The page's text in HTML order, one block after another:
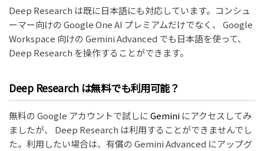
Deep Research は既に日本語にも対応しています。コンシュ
ーマー向けの Google One AI プレミアムだけでなく、 Google
Workspace 向けの Gemini Advanced でも日本語を使って、
Deep Research を操作することができます。
Deep Research は無料でも利用可能？
無料の Google アカウントで試しにGemini にアクセスしてみ
ましたが、 Deep Research は利用することができませんでし
た。利用したい場合は、有償の Gemini Advanced にアップグ